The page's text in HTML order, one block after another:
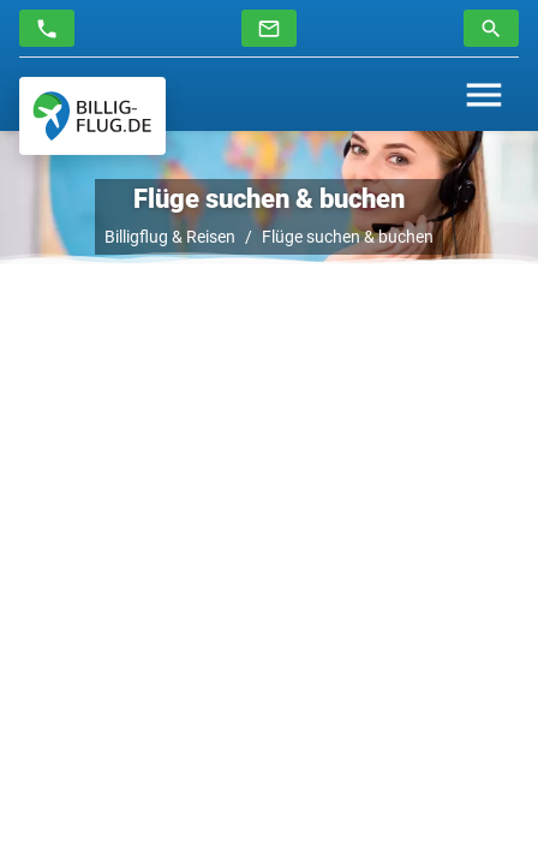
Flüge suchen & buchen
Billigflug & Reisen Flüge suchen & buchen